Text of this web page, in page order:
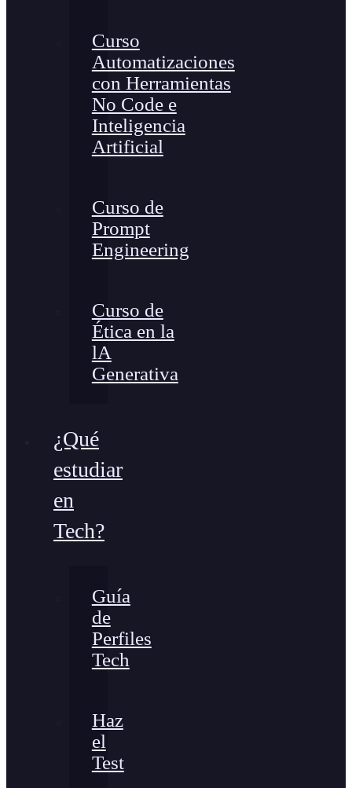
Curso
Automatizaciones
con Herramientas
No Code e
Inteligencia
Artificial
Curso de
Prompt
Engineering
Curso de
Ética en la
lA
Generativa
¿Qué
estudiar
en
Tech?
Guía
de
Perfiles
Tech
Haz
el
Test